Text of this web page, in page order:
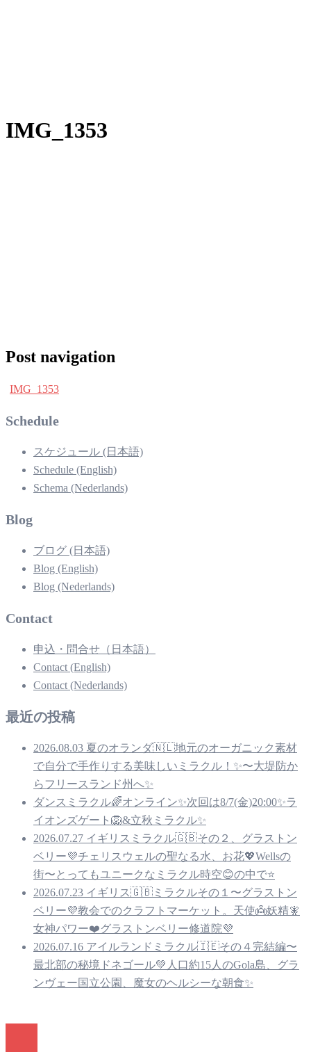
IMG_1353
Post navigation
IMG_1353
Schedule
スケジュール (日本語)
Schedule (English)
Schema (Nederlands)
Blog
ブログ (日本語)
Blog (English)
Blog (Nederlands)
Contact
申込・問合せ（日本語）
Contact (English)
Contact (Nederlands)
最近の投稿
2026.08.03 夏のオランダ🇳🇱地元のオーガニック素材
で自分で手作りする美味しいミラクル！✨〜大堤防か
らフリースランド州へ✨
ダンスミラクル🌈オンライン✨次回は8/7(金)20:00✨ラ
イオンズゲート🦁&立秋ミラクル✨
2026.07.27 イギリスミラクル🇬🇧その２、グラストン
ベリー💜チェリスウェルの聖なる水、お花💖Wellsの
街〜とってもユニークなミラクル時空😊の中で⭐️
2026.07.23 イギリス🇬🇧ミラクルその１〜グラストン
ベリー💜教会でのクラフトマーケット。天使👼妖精🧚
女神パワー❤️グラストンベリー修道院💜
2026.07.16 アイルランドミラクル🇮🇪その４完結編〜
最北部の秘境ドネゴール💚人口約15人のGola島、グラ
ンヴェー国立公園、魔女のヘルシーな朝食✨